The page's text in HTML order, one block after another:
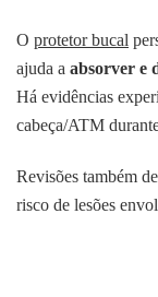
O protetor bucal
ajuda a absorver e
Há evidências
cabeça/ATM
Revisões também
risco de lesões